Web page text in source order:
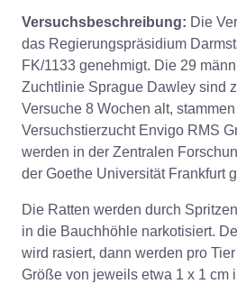
Versuchsbeschreibung: Die
das Regierungspräsidium
FK/1133 genehmigt. Die 29
Zuchtlinie Sprague Dawley sind
Versuche 8 Wochen alt,
Versuchstierzucht Envigo RMS
werden in der Zentralen
der Goethe Universität Frankfurt
Die Ratten werden durch
in die Bauchhöhle narkotisiert.
wird rasiert, dann werden pro
Größe von jeweils etwa 1 x 1 cm